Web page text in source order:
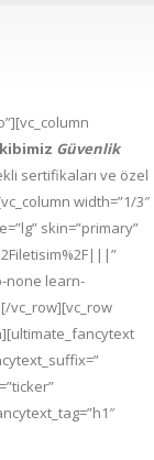
Güvenlik
sertifikaları ve özel
width=”1/3″
skin=”primary”
none learn-
vc_row][vc_row